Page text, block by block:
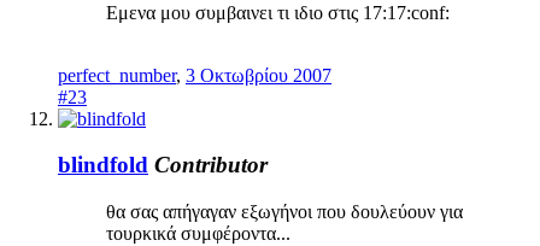
Εμενα μου συμβαινει τι ιδιο στις 17:17:conf:
perfect_number, 3 Οκτωβρίου 2007
#23
blindfold Contributor
θα σας απήγαγαν εξωγήνοι που δουλεύουν για
τουρκικά συμφέροντα...